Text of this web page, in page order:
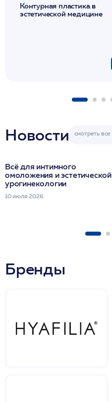
Контурная пластика в
эстетической медицине
Новости
Всё для интимного
омоложения и эстетической
урогинекологии
10 июля 2026
Бренды